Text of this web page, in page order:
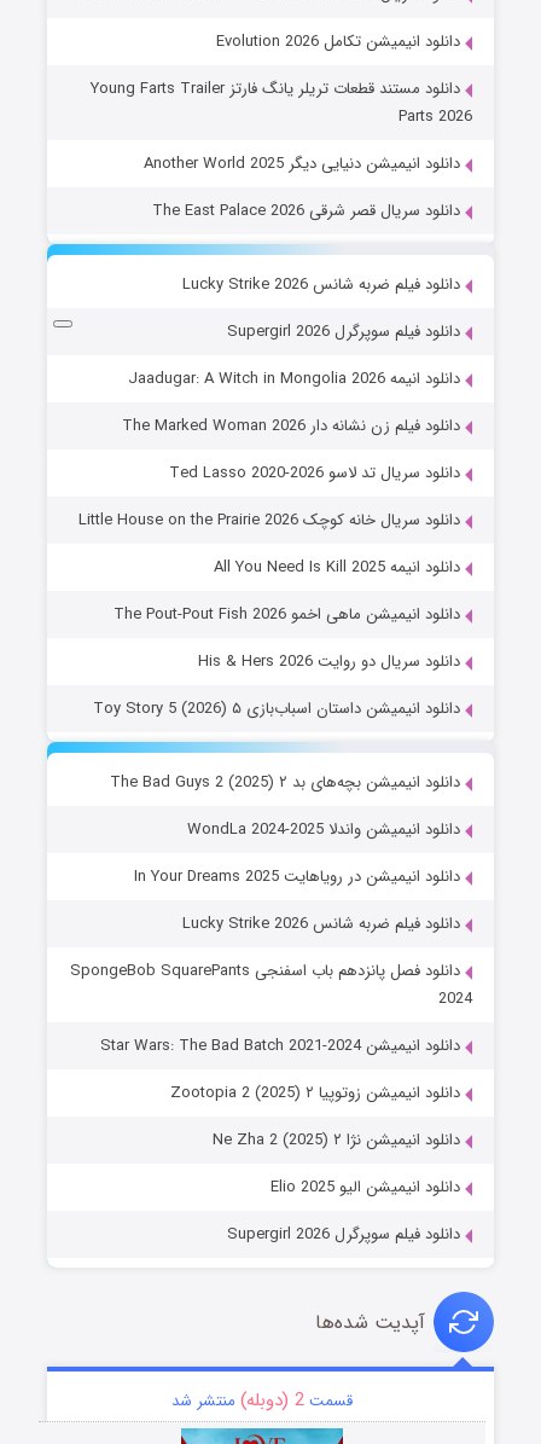
دانلود انیمیشن تکامل Evolution 2026
دانلود مستند قطعات تریلر یانگ فارتز Young Farts Trailer
Parts 2026
دانلود انیمیشن دنیایی دیگر Another World 2025
دانلود سریال قصر شرقی The East Palace 2026
دانلود فیلم ضربه شانس Lucky Strike 2026
دانلود فیلم سوپرگرل Supergirl 2026
دانلود انیمه Jaadugar: A Witch in Mongolia 2026
دانلود فیلم زن نشانه دار The Marked Woman 2026
دانلود سریال تد لاسو Ted Lasso 2020-2026
دانلود سریال خانه کوچک Little House on the Prairie 2026
دانلود انیمه All You Need Is Kill 2025
دانلود انیمیشن ماهی اخمو The Pout-Pout Fish 2026
دانلود سریال دو روایت His & Hers 2026
دانلود انیمیشن داستان اسباب‌بازی ۵ Toy Story 5 (2026)
دانلود انیمیشن بچه‌های بد ۲ The Bad Guys 2 (2025)
دانلود انیمیشن واندلا WondLa 2024-2025
دانلود انیمیشن در رویاهایت In Your Dreams 2025
دانلود فیلم ضربه شانس Lucky Strike 2026
دانلود فصل پانزدهم باب اسفنجی SpongeBob SquarePants
2024
دانلود انیمیشن Star Wars: The Bad Batch 2021-2024
دانلود انیمیشن زوتوپیا ۲ Zootopia 2 (2025)
دانلود انیمیشن نژا ۲ Ne Zha 2 (2025)
دانلود انیمیشن الیو Elio 2025
دانلود فیلم سوپرگرل Supergirl 2026
آپدیت شده‌ها
قسمت2 (دوبله) منتشر شد